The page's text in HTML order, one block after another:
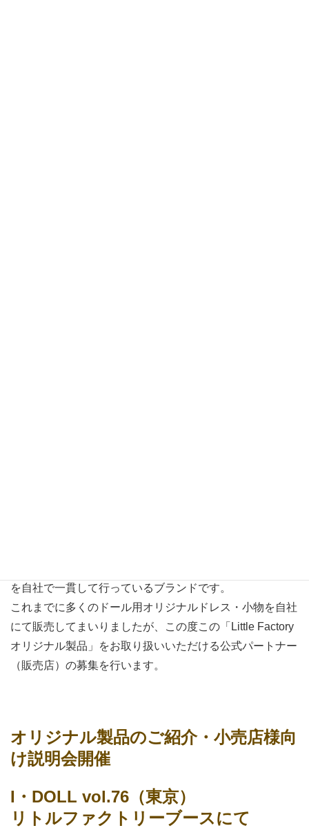
を自社で一貫して行っているブランドです。
これまでに多くのドール用オリジナルドレス・小物を自社
にて販売してまいりましたが、この度この「Little Factory
オリジナル製品」をお取り扱いいただける公式パートナー
（販売店）の募集を行います。
オリジナル製品のご紹介・小売店様向
け説明会開催
I・DOLL vol.76（東京）
リトルファクトリーブースにて